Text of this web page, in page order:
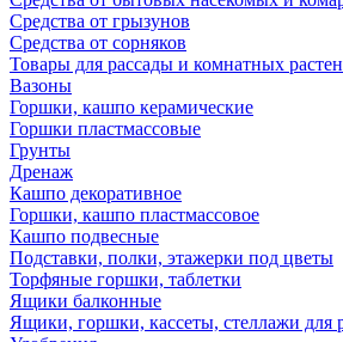
Средства от грызунов
Средства от сорняков
Товары для рассады и комнатных
Вазоны
Горшки, кашпо керамические
Горшки пластмассовые
Грунты
Дренаж
Кашпо декоративное
Горшки, кашпо пластмассовое
Кашпо подвесные
Подставки, полки, этажерки под цветы
Торфяные горшки, таблетки
Ящики балконные
Ящики, горшки, кассеты, стеллажи для